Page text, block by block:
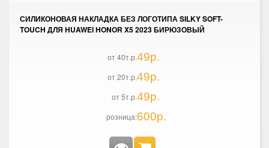
СИЛИКОНОВАЯ НАКЛАДКА БЕЗ ЛОГОТИПА SILKY SOFT-
TOUCH ДЛЯ HUAWEI HONOR X5 2023 БИРЮЗОВЫЙ
от 40т.р.49р.
от 20т.р.49р.
от 5т.р.49р.
розница:600р.